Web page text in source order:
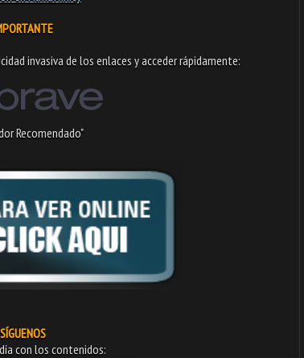
invasiva de los enlaces y acceder rápidamente:​
Recomendado"
SÍGUENOS
con los contenidos: